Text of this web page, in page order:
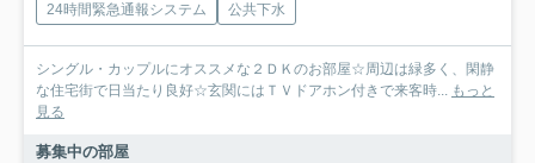
24時間緊急通報システム 公共下水
シングル・カップルにオススメな２ＤＫのお部屋☆周辺は緑多く、閑静
な住宅街で日当たり良好☆玄関にはＴＶドアホン付きで来客時... もっと
見る
募集中の部屋